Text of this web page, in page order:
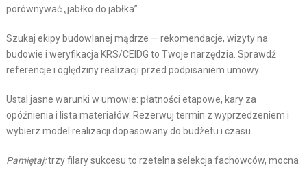
porównywać „jabłko do jabłka”.
Szukaj ekipy budowlanej mądrze — rekomendacje, wizyty na
budowie i weryfikacja KRS/CEIDG to Twoje narzędzia. Sprawdź
referencje i oględziny realizacji przed podpisaniem umowy.
Ustal jasne warunki w umowie: płatności etapowe, kary za
opóźnienia i lista materiałów. Rezerwuj termin z wyprzedzeniem i
wybierz model realizacji dopasowany do budżetu i czasu.
Pamiętaj:trzy filary sukcesu to rzetelna selekcja fachowców, mocna